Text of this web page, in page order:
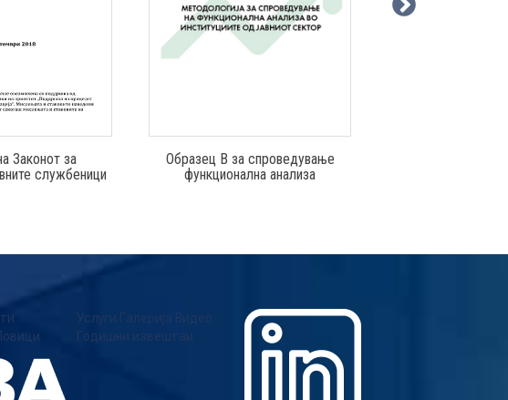
Законот за
службеници
Образец В за спроведување
функционална анализа
Услуги Галерија Видео
Годишни извештаи